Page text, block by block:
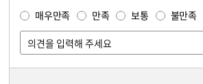
매우만족 만족 보통 불만족